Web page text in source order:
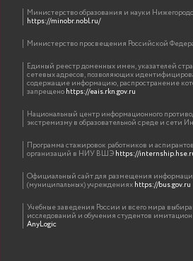
Министерство образования и науки
https://minobr.nobl.ru/
Министерство просвещения Российской
Единый реестр доменных имен, указателей
сетевых адресов, позволяющих
содержащие информацию, распространение
запрещеноhttps://eais.rkn.gov.ru
Национальный центр информационного
экстремизму в образовательной среде и сети
Программа стажировок работников и
организаций в НИУ ВШЭhttps://
Официальный сайт для размещения
(муниципальных) учрежденияхhttps://bus.gov.ru
Учебные заведения России и всего мира
исследований и обучения студентов
AnyLogic